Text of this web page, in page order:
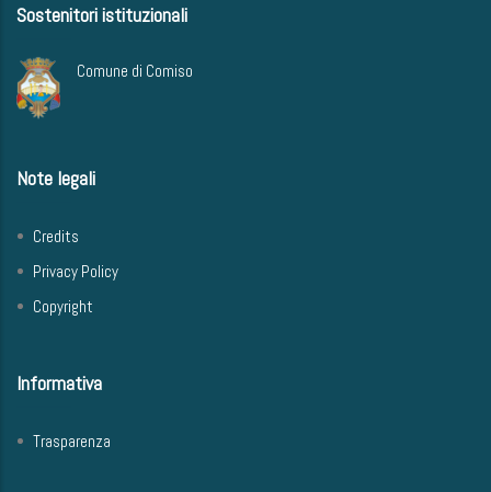
Sostenitori istituzionali
Comune di Comiso
Note legali
Credits
Privacy Policy
Copyright
Informativa
Trasparenza